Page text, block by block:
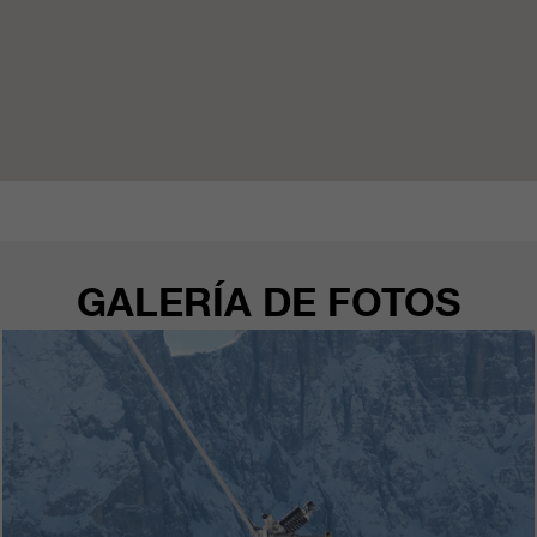
GALERÍA DE FOTOS